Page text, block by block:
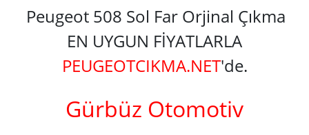
Peugeot 508 Sol Far Orjinal Çıkma
EN UYGUN FİYATLARLA
PEUGEOTCIKMA.NET'de.
Gürbüz Otomotiv